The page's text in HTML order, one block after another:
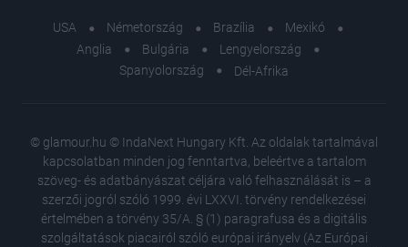
USA Németország Brazília
Mexikó
Anglia
Bulgária
Lengyelország
Spanyolország
Dél-Afrika
© glamour.hu © IndaNext Hungary Kft. Az oldalak tartalmával
kapcsolatban minden jog fenntartva, beleértve a tartalom
szöveg- és adatbányászat céljára való felhasználását is – a
szerzői jogról szóló 1999. évi LXXVI. törvény rendelkezései
értelmében a törvény 35/A. § (1) paragrafusa és a digitális
szolgáltatások piacairól szóló európai irányelv (Az Európai